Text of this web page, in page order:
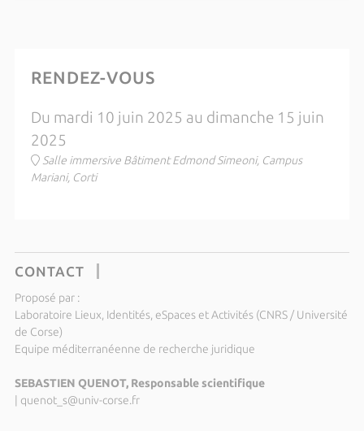
RENDEZ-VOUS
Du mardi 10 juin 2025 au dimanche 15 juin
2025
Salle immersive Bâtiment Edmond Simeoni, Campus
Mariani, Corti
CONTACT
Proposé par :
Laboratoire Lieux, Identités, eSpaces et Activités (CNRS / Université
de Corse)
Equipe méditerranéenne de recherche juridique
SEBASTIEN QUENOT, Responsable scientifique
quenot_s@univ-corse.fr